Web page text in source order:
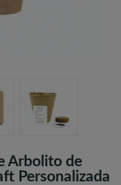
Arbolito de
Personalizada